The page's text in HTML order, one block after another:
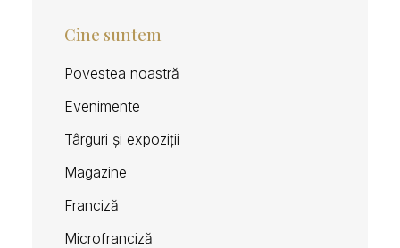
Cine suntem
Povestea noastră
Evenimente
Târguri și expoziții
Magazine
Franciză
Microfranciză